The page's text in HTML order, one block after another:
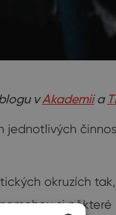
vAkademiia
jednotlivých
okruzích
si